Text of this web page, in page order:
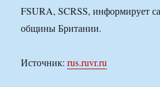
FSURA, SCRSS, информирует
общины Британии.
Источник:rus.ruvr.ru